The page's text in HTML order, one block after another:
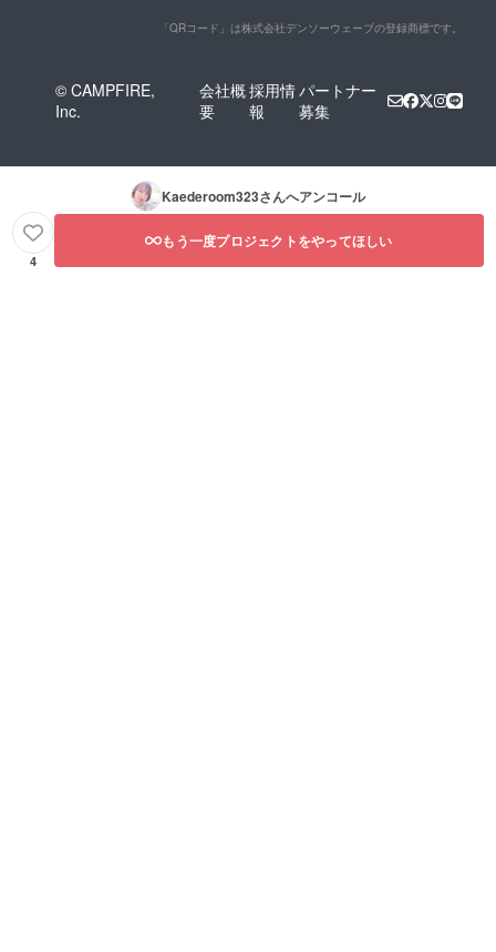
「QRコード」は株式会社デンソーウェーブの登録商標です。
© CAMPFIRE,
Inc.
会社概
要
採用情
報
パートナー
募集
Kaederoom323さんへアンコール
4
もう一度プロジェクトをやってほしい